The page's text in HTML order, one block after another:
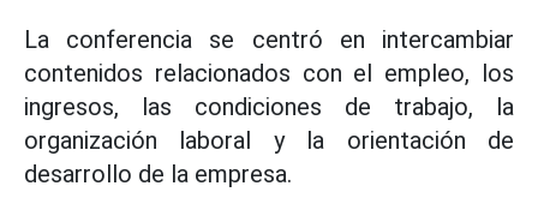
La conferencia se centró en intercambiar
contenidos relacionados con el empleo, los
ingresos, las condiciones de trabajo, la
organización laboral y la orientación de
desarrollo de la empresa.